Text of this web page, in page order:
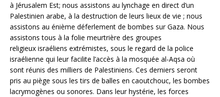
à Jérusalem Est; nous assistons au lynchage en direct d’un
Palestinien arabe, à la destruction de leurs lieux de vie ; nous
assistons au énième déferlement de bombes sur Gaza. Nous
assistons tous à la folie meurtrière des groupes
religieux israéliens extrémistes, sous le regard de la police
israélienne qui leur facilite l’accès à la mosquée al-Aqsa où
sont réunis des milliers de Palestiniens. Ces derniers seront
pris au piège sous les tirs de balles en caoutchouc, les bombes
lacrymogènes ou sonores. Dans leur hystérie, les forces